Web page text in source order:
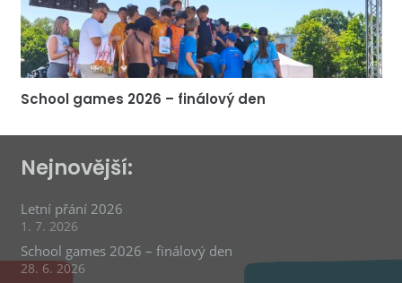
School games 2026 – finálový den
Nejnovější:
Letní přání 2026
1. 7. 2026
School games 2026 – finálový den
28. 6. 2026